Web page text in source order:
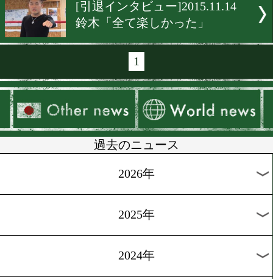
[インタビュー]2015.12.3
高山「夢や希望を与える」
[インタビュー]2015.12.2
八重樫「自分に勝ちたい」
[インタビュー]2015.11.23
井岡「理想の半分」
[インタビュー]2015.11.17
江藤「気持ちで攻める」